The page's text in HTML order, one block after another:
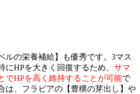
ルの栄養補給】も優秀です。3マス
にHPを大きく回復するため、 サマ
でHPを高く維持することが可能で
は、フラビアの【豊穣の芽出し】や